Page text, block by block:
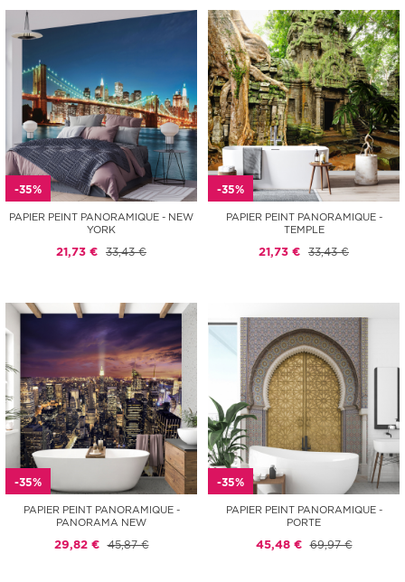
-35%
PAPIER PEINT PANORAMIQUE - NEW
YORK
21,73 € 33,43 €
-35%
PAPIER PEINT PANORAMIQUE -
TEMPLE
21,73 € 33,43 €
-35%
PAPIER PEINT PANORAMIQUE -
PANORAMA NEW
29,82 € 45,87 €
-35%
PAPIER PEINT PANORAMIQUE -
PORTE
45,48 € 69,97 €